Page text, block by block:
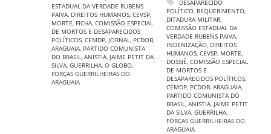
ESTADUAL DA VERDADE RUBENS
PAIVA, DIREITOS HUMANOS, CEVSP,
MORTE, FICHA, COMISSÃO ESPECIAL
DE MORTOS E DESAPARECIDOS
POLÍTICOS, CEMDP, JORNAL, PCDOB,
ARAGUAIA, PARTIDO COMUNISTA
DO BRASIL, ANISTIA, JAIME PETIT DA
SILVA, GUERRILHA, O GLOBO,
FORÇAS GUERRILHEIRAS DO
ARAGUAIA
DESAPARECIDO
POLÍTICO, REQUERIMENTO,
DITADURA MILITAR,
COMISSÃO ESTADUAL DA
VERDADE RUBENS PAIVA,
INDENIZAÇÃO, DIREITOS
HUMANOS, CEVSP, MORTE,
DOSSIÊ, COMISSÃO ESPECIAL
DE MORTOS E
DESAPARECIDOS POLÍTICOS,
CEMDP, PCDOB, ARAGUAIA,
PARTIDO COMUNISTA DO
BRASIL, ANISTIA, JAIME PETIT
DA SILVA, GUERRILHA,
FORÇAS GUERRILHEIRAS DO
ARAGUAIA